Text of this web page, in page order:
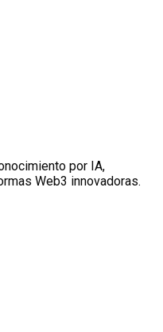
por IA,
Web3 innovadoras.